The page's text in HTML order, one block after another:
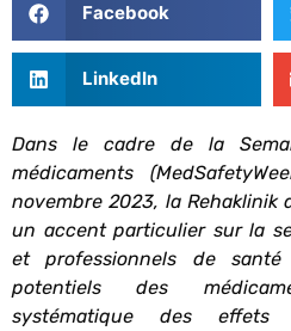
Facebook
LinkedIn
Dans le cadre de la
médicaments
novembre 2023, la Rehaklinik
un accent particulier sur la
et professionnels de
potentiels des
systématique des effets